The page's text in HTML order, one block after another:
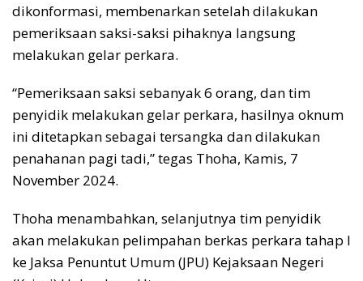
dikonformasi, membenarkan setelah dilakukan
pemeriksaan saksi-saksi pihaknya langsung
melakukan gelar perkara.
“Pemeriksaan saksi sebanyak 6 orang, dan tim
penyidik melakukan gelar perkara, hasilnya oknum
ini ditetapkan sebagai tersangka dan dilakukan
penahanan pagi tadi,” tegas Thoha, Kamis, 7
November 2024.
Thoha menambahkan, selanjutnya tim penyidik
akan melakukan pelimpahan berkas perkara tahap I
ke Jaksa Penuntut Umum (JPU) Kejaksaan Negeri